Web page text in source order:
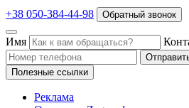
+38 050-384-44-98 Обратный звонок
Имя
Полезные ссылки
Реклама